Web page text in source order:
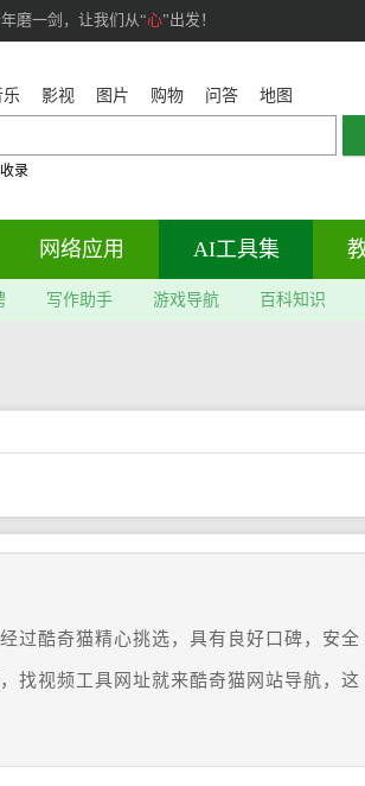
磨一剑，让我们从“心”出发！
乐 影视 图片 购物 问答 地图
录
网络应用 AI工具集
写作助手 游戏导航 百科知识
过酷奇猫精心挑选，具有良好口碑，安全
找视频工具网址就来酷奇猫网站导航，这